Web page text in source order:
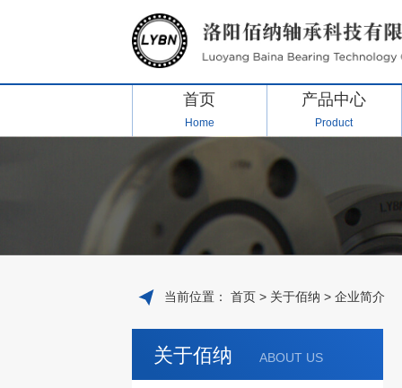
首页
Home
产品中心
Product
当前位置： 首页> 关于佰纳 > 企业简介
关于佰纳 ABOUT US